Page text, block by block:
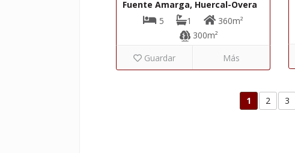
Fuente Amarga, Huercal-Overa
5
1
360m²
300m²
Guardar
Más
1 2 3